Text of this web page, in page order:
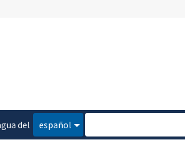
del
español